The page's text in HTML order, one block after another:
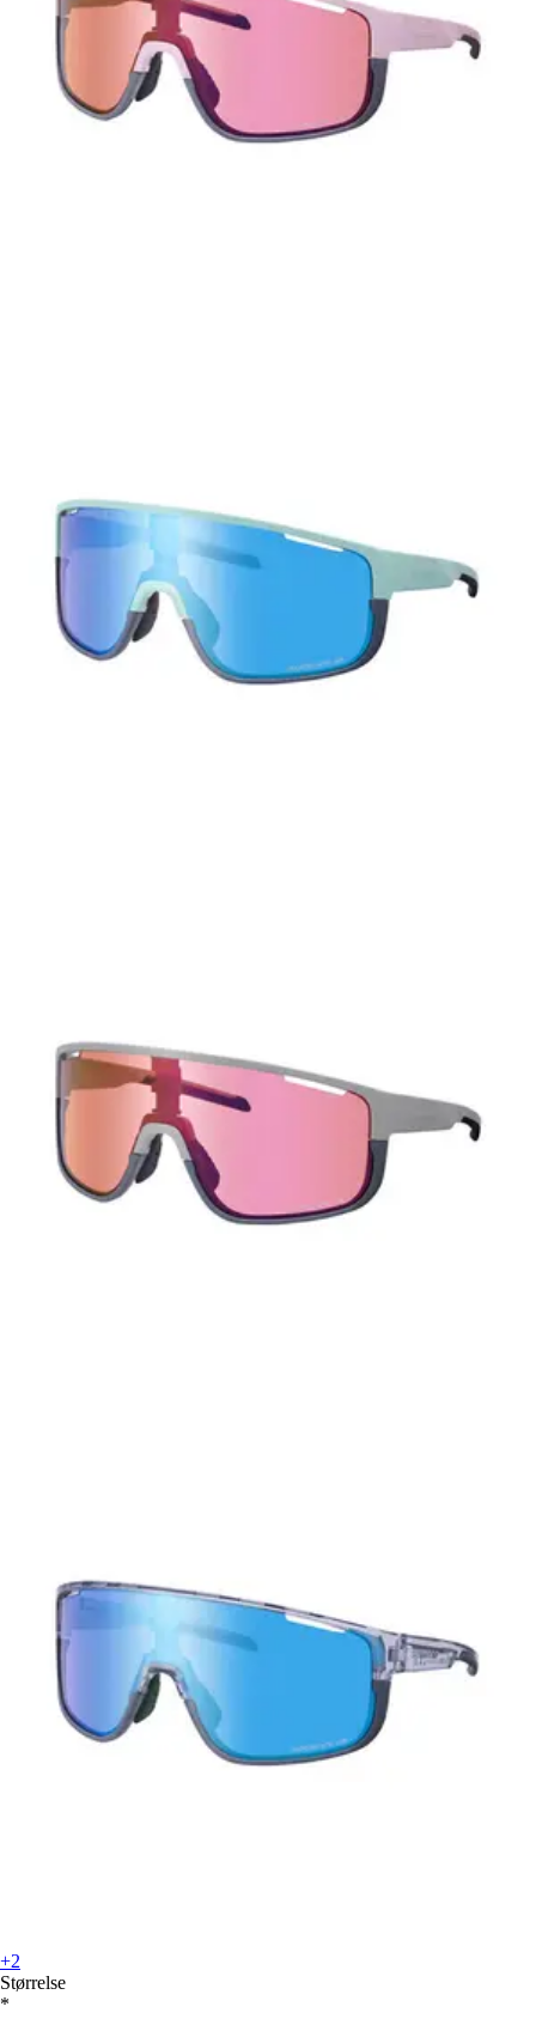
+2
Størrelse
*